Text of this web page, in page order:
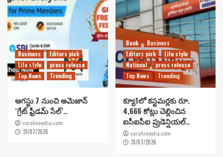
Business
Editors pick
Life style
press release
Top News
Trending
ఆగస్టు 7 నుంచి అమెజాన్
‘గ్రేట్ ఫ్రీడమ్ సేల్’..
varahimedia.com
31/07/2026
Bank
Business
Editors pick
Life style
National
press release
Top News
Trending
క్యూ1లో కస్టమర్లకు రూ.
4,666 కోట్లు చెల్లించిన
ఐసీఐసీఐ ప్రుడెన్షియల్..
varahimedia.com
31/07/2026